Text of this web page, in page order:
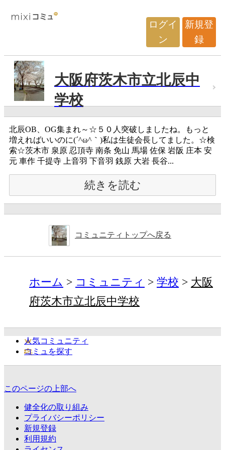
ログイ
ン
新規登
録
大阪府茨木市立北辰中
学校
北辰OB、OG集まれ～☆５０人突破しましたね。もっと
増えればいいのに(´^ω^｀)私は生徒会長してました。☆検
索☆茨木市 泉原 忍頂寺 南条 免山 馬場 佐保 岩阪 庄本 安
元 車作 千提寺 上音羽 下音羽 銭原 大岩 長谷...
続きを読む
コミュニティトップへ戻る
ホーム コミュニティ 学校
大阪
府茨木市立北辰中学校
人気コミュニティ
コミュを探す
このページの上部へ
健全化の取り組み
プライバシーポリシー
新規登録
利用規約